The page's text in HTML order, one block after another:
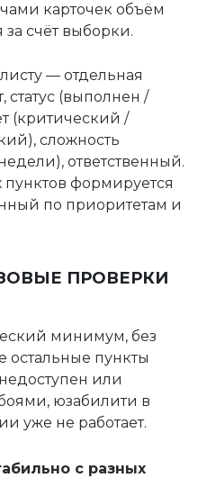
карточек объём
счёт выборки.
— отдельная
статус (выполнен /
(критический /
сложность
ответственный.
формируется
по приоритетам и
ПРОВЕРКИ
минимум, без
остальные пункты
или
юзабилити в
уже не работает.
с разных